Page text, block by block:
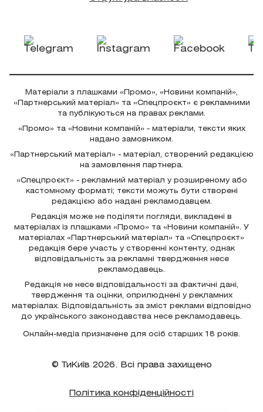
Матеріали з плашками «Промо», «Новини компаній»,
«Партнерський матеріал» та «Спецпроєкт» є рекламними
та публікуються на правах реклами.
«Промо» та «Новини компаній» - матеріали, тексти яких
надано замовником.
«Партнерський матеріал» - матеріал, створений редакцією
на замовлення партнера.
«Спецпроєкт» - рекламний матеріал у розширеному або
кастомному форматі; тексти можуть бути створені
редакцією або надані рекламодавцем.
Редакція може не поділяти погляди, викладені в
матеріалах із плашками «Промо» та «Новини компаній». У
матеріалах «Партнерський матеріал» та «Спецпроєкт»
редакція бере участь у створенні контенту, однак
відповідальність за рекламні твердження несе
рекламодавець.
Редакція не несе відповідальності за фактичні дані,
твердження та оцінки, оприлюднені у рекламних
матеріалах. Відповідальність за зміст реклами відповідно
до українського законодавства несе рекламодавець.
Онлайн-медіа призначене для осіб старших 18 років.
© ТиКиїв 2026. Всі права захищено
Політика конфіденційності